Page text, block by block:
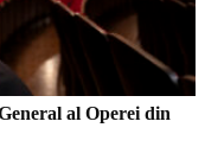
al Operei din